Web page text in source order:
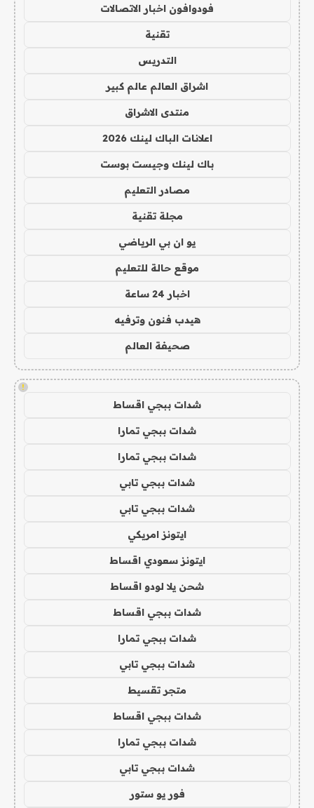
فودوافون اخبار الاتصالات
تقنية
التدريس
اشراق العالم عالم كبير
منتدى الاشراق
اعلانات الباك لينك 2026
باك لينك وجيست بوست
مصادر التعليم
مجلة تقنية
يو ان بي الرياضي
موقع حالة للتعليم
اخبار 24 ساعة
هيدب فنون وترفيه
صحيفة العالم
!
شدات ببجي اقساط
شدات ببجي تمارا
شدات ببجي تمارا
شدات ببجي تابي
شدات ببجي تابي
ايتونز امريكي
ايتونز سعودي اقساط
شحن يلا لودو اقساط
شدات ببجي اقساط
شدات ببجي تمارا
شدات ببجي تابي
متجر تقسيط
شدات ببجي اقساط
شدات ببجي تمارا
شدات ببجي تابي
فور يو ستور